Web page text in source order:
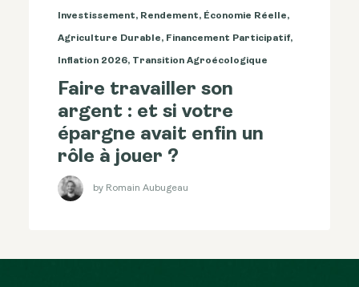
Investissement, Rendement, Économie Réelle,
Agriculture Durable, Financement Participatif,
Inflation 2026, Transition Agroécologique
Faire travailler son
argent : et si votre
épargne avait enfin un
rôle à jouer ?
by Romain Aubugeau